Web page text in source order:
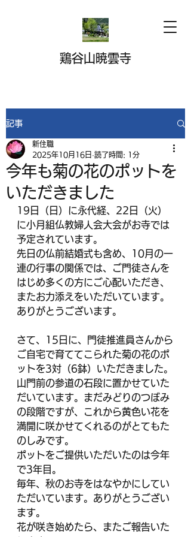
鶏谷山暁雲寺
記事
今年も菊の花のポットを
いただきました
新住職
2025年10月16日 読了時間: 1分
19日（日）に永代経、22日（火）
に小月組仏教婦人会大会がお寺では
予定されています。
先日の仏前結婚式も含め、10月の一
連の行事の関係では、ご門徒さんを
はじめ多くの方にご心配いただき、
またお力添えをいただいています。
ありがとうございます。
さて、15日に、門徒推進員さんから
ご自宅で育ててこられた菊の花のポ
ットを3対（6鉢）いただきました。
山門前の参道の石段に置かせていた
だいています。まだみどりのつぼみ
の段階ですが、これから黄色い花を
満開に咲かせてくれるのがとてもた
のしみです。
ポットをご提供いただいたのは今年
で3年目。
毎年、秋のお寺をはなやかにしてい
ただいています。ありがとうござい
ます。
花が咲き始めたら、またご報告いた